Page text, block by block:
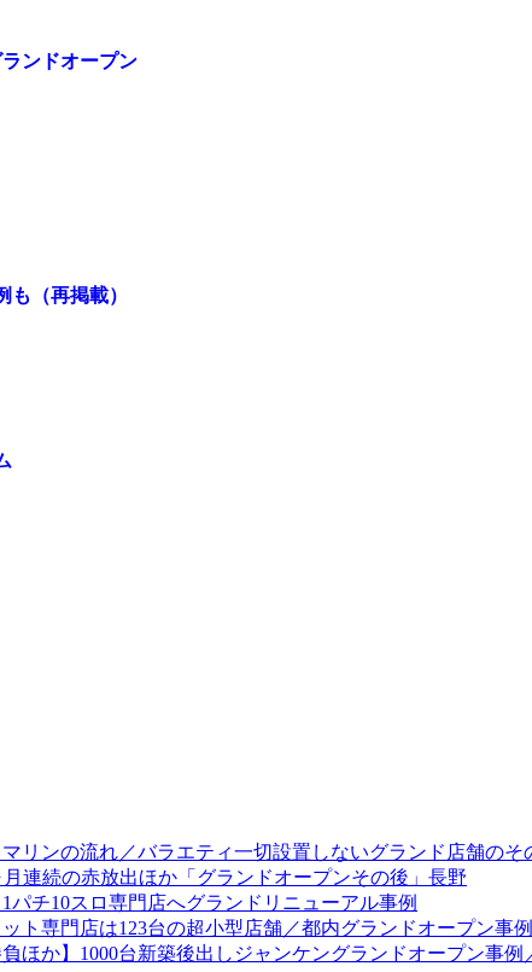
ンドオープン
（再掲載）
ンの流れ／バラエティ一切設置しないグランド店舗のそ
連続の赤放出ほか「グランドオープンその後」長野
パチ10スロ専門店へグランドリニューアル事例
ト専門店は123台の超小型店舗／都内グランドオープン事例
ほか】1000台新築後出しジャンケングランドオープン事例